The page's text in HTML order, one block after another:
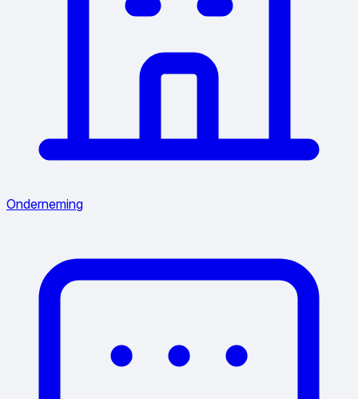
Onderneming